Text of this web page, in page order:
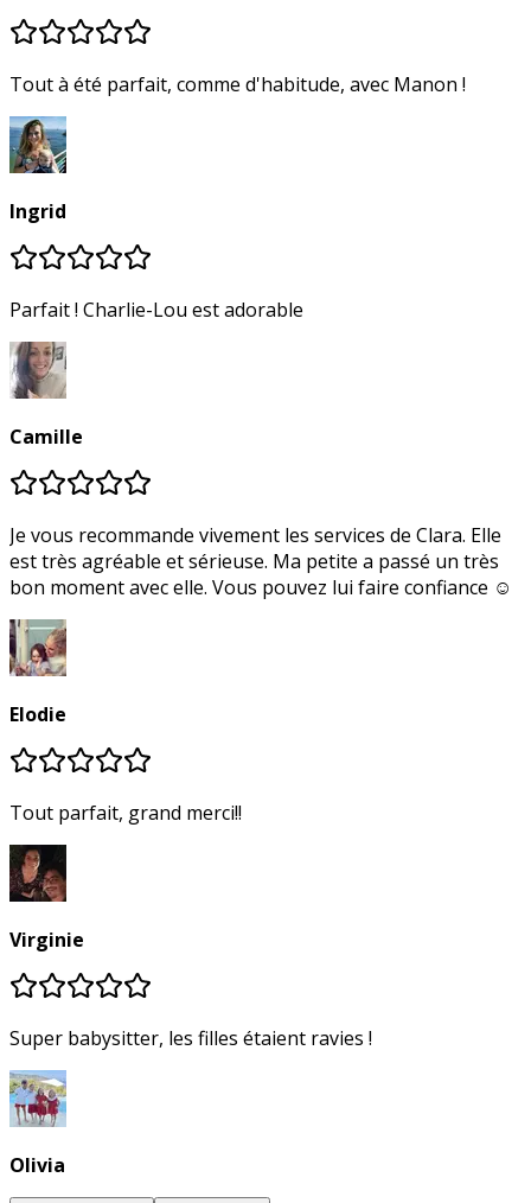
Tout à été parfait, comme d'habitude, avec Manon !
Ingrid
Parfait ! Charlie-Lou est adorable
Camille
Je vous recommande vivement les services de Clara. Elle
est très agréable et sérieuse. Ma petite a passé un très
bon moment avec elle. Vous pouvez lui faire confiance ☺️
Elodie
Tout parfait, grand merci!!
Virginie
Super babysitter, les filles étaient ravies !
Olivia